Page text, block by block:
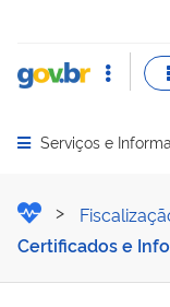
Abrir menu
Serviços e
Solicitar
Certificados e